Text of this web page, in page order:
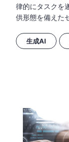
律的にタスクを
供形態を備えた
生成AI